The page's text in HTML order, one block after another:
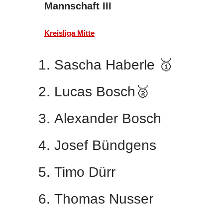
Mannschaft III
Kreisliga Mitte
Sascha Haberle 🥇
Lucas Bosch🥈
Alexander Bosch
Josef Bündgens
Timo Dürr
Thomas Nusser